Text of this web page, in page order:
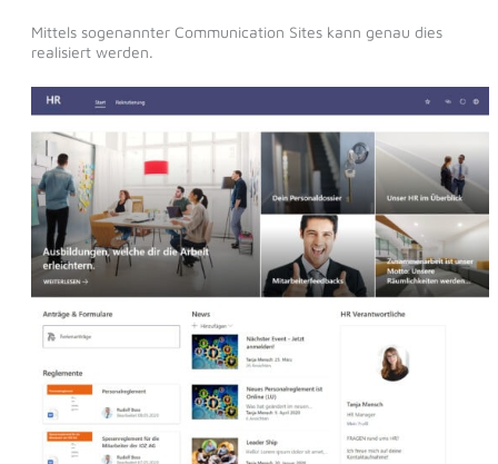
Mittels sogenannter Communication Sites kann genau dies
realisiert werden.